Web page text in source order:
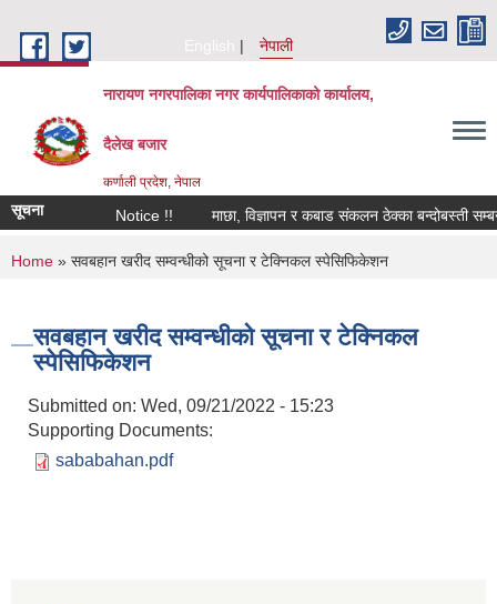
English
नेपाली
नारायण नगरपालिका नगर कार्यपालिकाको कार्यालय,
दैलेख बजार
कर्णाली प्रदेश, नेपाल
सूचना Notice !! माछा, विज्ञापन र कबाड संकलन ठेक्का बन्दोबस्ती
You are here
Home » सवबहान खरीद सम्वन्धीको सूचना र टेक्निकल स्पेसिफिकेशन
सवबहान खरीद सम्वन्धीको सूचना र टेक्निकल
स्पेसिफिकेशन
Submitted on: Wed, 09/21/2022 - 15:23
Supporting Documents:
sababahan.pdf